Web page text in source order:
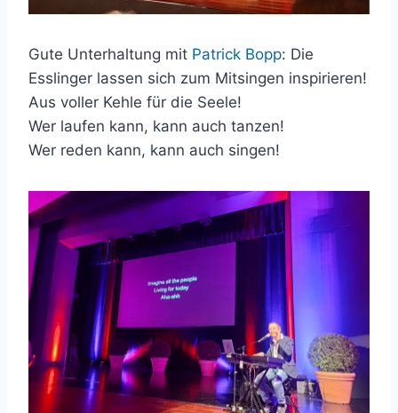
Gute Unterhaltung mit Patrick Bopp: Die
Esslinger lassen sich zum Mitsingen inspirieren!
Aus voller Kehle für die Seele!
Wer laufen kann, kann auch tanzen!
Wer reden kann, kann auch singen!